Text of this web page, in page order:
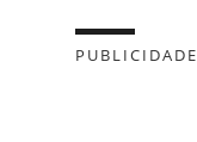
PUBLICIDADE